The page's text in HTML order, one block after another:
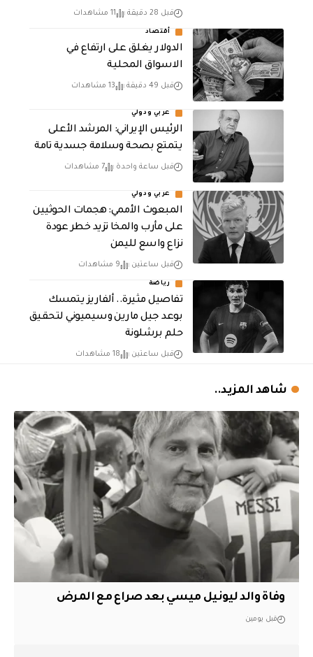
قبل 28 دقيقة 11 مشاهدات
أقتصاد
الدولار يغلق على ارتفاع في
الاسواق المحلية
قبل 49 دقيقة 13 مشاهدات
عربي ودولي
الرئيس الإيراني: المرشد الأعلى
يتمتع بصحة وسلامة جسدية تامة
قبل ساعة واحدة 7 مشاهدات
عربي ودولي
المبعوث الأممي: هجمات الحوثيين
على مأرب والمخا تزيد خطر عودة
نزاع واسع لليمن
قبل ساعتين 9 مشاهدات
رياضة
تفاصيل مثيرة.. ألفاريز يتمسك
بوعد جيل مارين وسيميوني لتحقيق
حلم برشلونة
قبل ساعتين 18 مشاهدات
شاهد المزيد..
وفاة والد ليونيل ميسي بعد صراع مع المرض
قبل يومين